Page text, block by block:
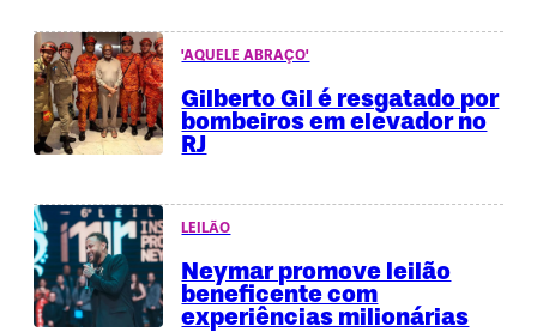
'AQUELE ABRAÇO'
Gilberto Gil é resgatado por
bombeiros em elevador no
RJ
LEILÃO
Neymar promove leilão
beneficente com
experiências milionárias